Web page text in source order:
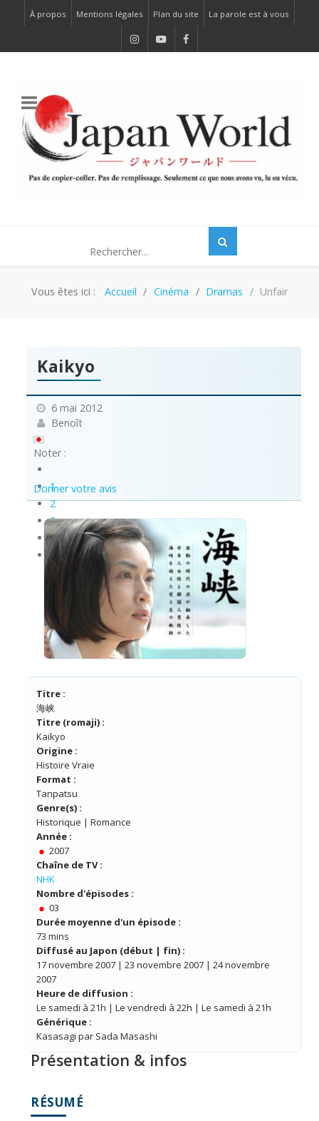
À propos Mentions légales Plan du site La parole est à vous
Vous êtes ici : Accueil Cinéma Dramas Unfair
Kaikyo
6 mai 2012
Benoît
Noter :
1
2
3
4
5
Donner votre avis
Titre :
海峡
Titre (romaji) :
Kaikyo
Origine :
Histoire Vraie
Format :
Tanpatsu
Genre(s) :
Historique | Romance
Année :
2007
Chaîne de TV :
NHK
Nombre d'épisodes :
03
Durée moyenne d'un épisode :
73 mins
Diffusé au Japon (début | fin) :
17 novembre 2007 | 23 novembre 2007 | 24 novembre
2007
Heure de diffusion :
Le samedi à 21h | Le vendredi à 22h | Le samedi à 21h
Générique :
Kasasagi par Sada Masashi
Présentation & infos
RÉSUMÉ